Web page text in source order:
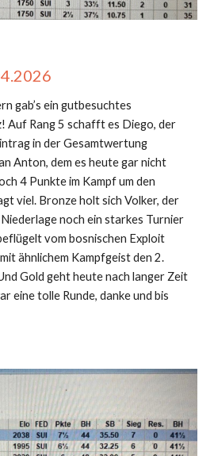
4.2026
gab’s ein gutbesuchtes
Auf Rang 5 schafft es Diego, der
in der Gesamtwertung
Anton, dem es heute gar nicht
4 Punkte im Kampf um den
viel. Bronze holt sich Volker, der
noch ein starkes Turnier
vom bosnischen Exploit
ähnlichem Kampfgeist den 2.
Gold geht heute nach langer Zeit
eine tolle Runde, danke und bis